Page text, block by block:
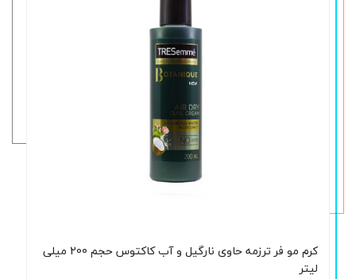
کرم مو فر ترزمه حاوی نارگیل و آب کاکتوس حجم 200 میلی
لیتر